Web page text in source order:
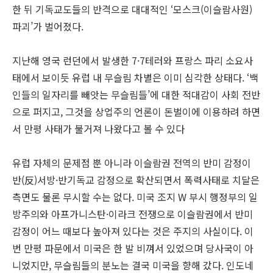
한 뒤 기독교도들의 반격으로 대대적인 ‘모스크(이슬람사원)
파괴’가 벌어졌다.
지난해 영국 런던에서 발생한 7·7테러와 프랑스 파리 소요사
태에서 보이듯 유럽 내 무슬림 차별은 이미 심각한 상태다. ‘백
인들의 일자리를 빼앗는 무슬림들’에 대한 적대감이 사회 전반
으로 퍼지고, 그것을 상업주의 언론이 돈벌이에 이용하려 하면
서 만평 사태가 불거져 나왔다고 볼 수 있다
유럽 자체의 문제점 뿐 아니라 이슬람권 전역의 반미 감정이
반(反)서방·반기독교 감정으로 확산되면서 폭력사태로 치달은
측면도 물론 무시할 수는 없다. 미국 조지 W 부시 행정부의 일
방주의와 아프가니스탄·이라크 전쟁으로 이슬람권에서 반미
감정이 어느 때보다 높아져 있다는 것은 주지의 사실이다. 이
번 만평 파문에서 미국은 한 발 비껴서 있었으며 당사국이 아
니었지만, 무슬림들의 분노는 결국 미국을 향해 갔다. 인도네